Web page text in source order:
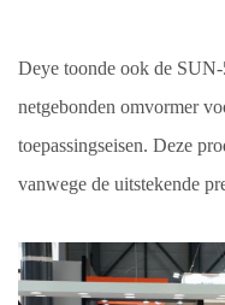
Deye toonde ook de
netgebonden omvormer
toepassingseisen. Deze
vanwege de uitstekende